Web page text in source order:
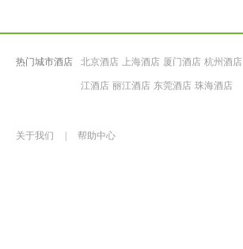
热门城市酒店 北京酒店 上海酒店 厦门酒店 杭州酒店
江酒店 丽江酒店 东莞酒店 珠海酒店
关于我们
帮助中心